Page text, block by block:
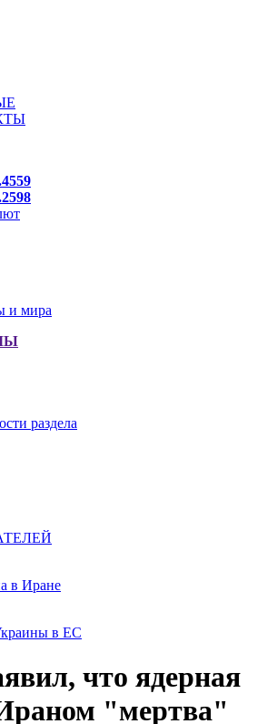
раздела
в Иране
в ЕС
что ядерная
"мертва"